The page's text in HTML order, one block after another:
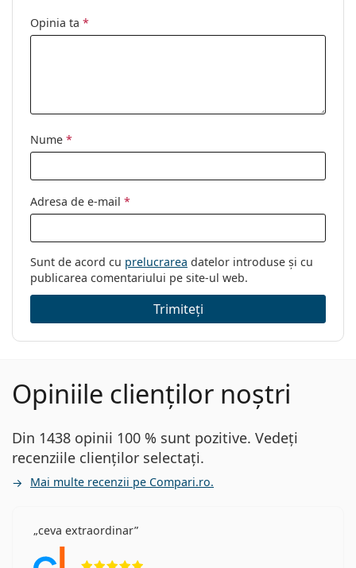
dioptrii:
Opinia ta *
Nume *
Adresa de e-mail *
Sunt de acord cu prelucrarea datelor introduse și cu
publicarea comentariului pe site-ul web.
Trimiteți
Opiniile clienților noștri
Din 1438 opinii 100 % sunt pozitive. Vedeți
recenziile clienților selectați.
Mai multe recenzii pe Compari.ro.
ceva extraordinar